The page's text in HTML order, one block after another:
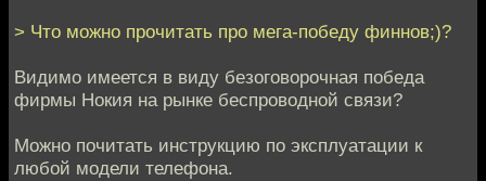
> Что можно прочитать про мега-победу финнов;)?
Видимо имеется в виду безоговорочная победа
фирмы Нокия на рынке беспроводной связи?
Можно почитать инструкцию по эксплуатации к
любой модели телефона.